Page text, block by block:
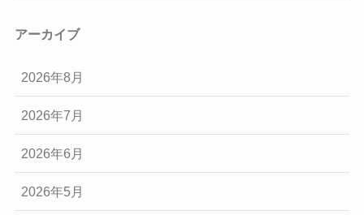
アーカイブ
2026年8月
2026年7月
2026年6月
2026年5月